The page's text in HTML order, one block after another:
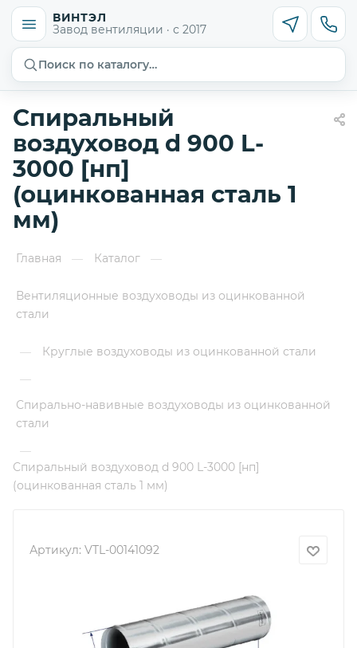
ВИНТЭЛ
Завод вентиляции · с 2017
Поиск по каталогу…
Спиральный
воздуховод d 900 L-
3000 [нп]
(оцинкованная сталь 1
мм)
Главная — Каталог —
Вентиляционные воздуховоды из оцинкованной
стали
—
Круглые воздуховоды из оцинкованной стали
—
Спирально-навивные воздуховоды из оцинкованной
стали
—
Спиральный воздуховод d 900 L-3000 [нп]
(оцинкованная сталь 1 мм)
Артикул: VTL-00141092